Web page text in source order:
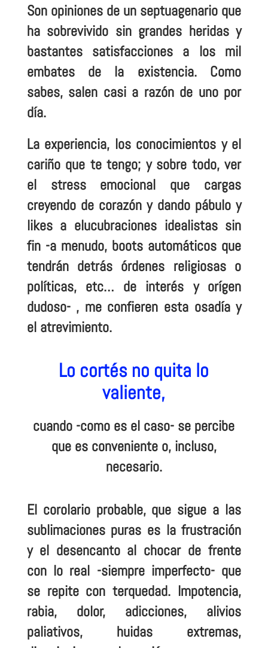
Son opiniones de un septuagenario que
ha sobrevivido sin grandes heridas y
bastantes satisfacciones a los mil
embates de la existencia. Como
sabes, salen casi a razón de uno por
día.
La experiencia, los conocimientos y el
cariño que te tengo; y sobre todo, ver
el stress emocional que cargas
creyendo de corazón y dando pábulo y
likes a elucubraciones idealistas sin
fin -a menudo, boots automáticos que
tendrán detrás órdenes religiosas o
políticas, etc… de interés y orígen
dudoso- , me confieren esta osadía y
el atrevimiento.
Lo cortés no quita lo
valiente,
cuando -como es el caso- se percibe
que es conveniente o, incluso,
necesario.
El corolario probable, que sigue a las
sublimaciones puras es la frustración
y el desencanto al chocar de frente
con lo real -siempre imperfecto- que
se repite con terquedad. Impotencia,
rabia, dolor, adicciones, alivios
paliativos, huidas extremas,